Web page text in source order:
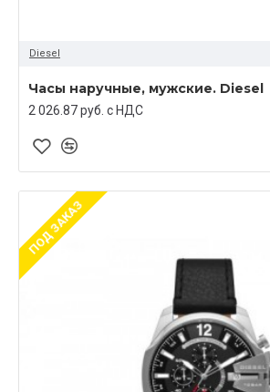
Diesel
Часы наручные, мужские. Diesel
2 026.87 руб. c НДС
ПОД ЗАКАЗ